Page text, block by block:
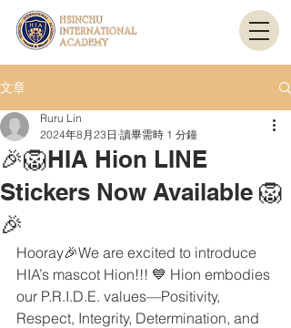
文章
🎉🦁HIA Hion LINE
Stickers Now Available 🦁
🎉
Ruru Lin
2024年8月23日 讀畢需時 1 分鐘
Hooray🎉We are excited to introduce
HIA’s mascot Hion!!! 💙 Hion embodies
our P.R.I.D.E. values—Positivity,
Respect, Integrity, Determination, and